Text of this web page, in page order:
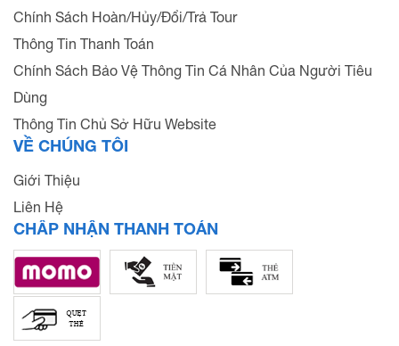
Chính Sách Hoàn/Hủy/Đổi/Trả Tour
Thông Tin Thanh Toán
Chính Sách Bảo Vệ Thông Tin Cá Nhân Của Người Tiêu
Dùng
Thông Tin Chủ Sở Hữu Website
VỀ CHÚNG TÔI
Giới Thiệu
Liên Hệ
CHẤP NHẬN THANH TOÁN